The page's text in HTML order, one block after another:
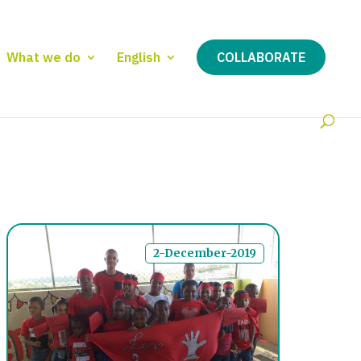
What we do English COLLABORATE
2-December-2019